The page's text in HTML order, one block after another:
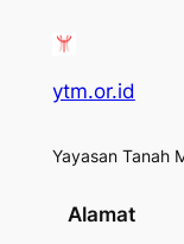
ytm.or.id
Yayasan Tanah
Alamat